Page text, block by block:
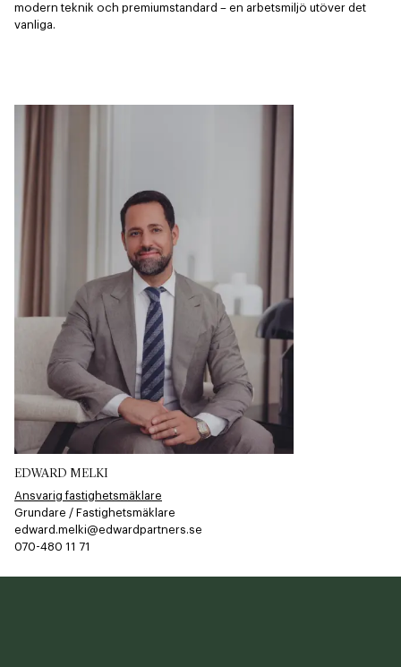
modern teknik och premiumstandard – en arbetsmiljö utöver det
vanliga.
EDWARD MELKI
Ansvarig fastighetsmäklare
Grundare / Fastighetsmäklare
edward.melki@edwardpartners.se
070-480 11 71​​​​‌ ‍ ​‍​‍‌‍ ‌ ​‍‌‍‍‌‌‍‌ ‌‍‍‌‌‍ ‍​‍​‍​ ‍‍​‍​‍‌ ​ ‌‍​‌‌‍ ‍‌‍‍‌‌ ‌​‌ ‍‌​‍ ‍‌‍‍‌‌‍ ​‍​‍​‍ ​​‍​‍‌‍‍​‌ ​‍‌‍‌‌‌‍‌‍​‍​‍​ ‍‍​‍​‍​‍ ‌ ​ ‌ ‌​‌ ‌‌‌‍‌​‌‍‍‌‌‍ ​‍ ‌‍‍‌‌‍ ‍‌ ‌​‌‍‌‌‌‍ ‍‌ ‌​​‍ ‌‍‌‌‌‍‌​‌‍‍‌‌ ‌​​‍ ‌‍ ‌‌‍ ‌‍‌​‌‍‌‌​ ‌‌ ​​‌ ​‍‌‍‌‌‌ ​ ‌‍‌‌‌‍ ‍‌ ‌​‌‍​‌‌ ‌​‌‍‍‌‌‍ ‌‍ ‍​ ‍ ‌‍‍‌‌‍‌​​ ‌‌​‍​‌​​‌‌​ ‍​ ​‌​ ​‌​ ‌​​ ​‌​ ‌ ‌‌ ‌​‌‌‌​ ‌​ ‍ ‌ ‌​‌ ‍‌‌ ​​‌‍‌‌​ ‌‌‍‌‌‌‍ ‌‌ ​​‌‍ ​‌‍ ‌ ‍‌‌‍‌‌‌‍‌‌​ ‍ ‌ ​​‌‍​‌‌ ‌​‌‍‍​​ ‌‌‍​ ‌ ​‍‌‍ ‌​‍ ‍‌‍​ ‌‍‌‌‌‍ ​‌‍ ​‌‌​​‌‍‍​‌‍ ‌‍ ‍‌‍‌‌​ ‌‍​‍‌‍​‌‌ ​ ‌‍‌‌‌‌‌‌‌ ​‍‌‍ ​​ ‌​‍‌‌​ ​‍‌​‌‍‌ ​ ‌ ‌​‌ ‌‌‌‍‌​‌‍‍‌‌‍ ​‍‌‍‌‍‍‌‌‍‌​​ ‌‌​‍​‌​​‌‌​ ‍​ ​‌​ ​‌​ ‌​​ ​‌​ ‌ ‌‌ ‌​‌‌‌​ ‌​‍‌‍‌ ‌​‌ ‍‌‌ ​​‌‍‌‌​ ‌‌‍‌‌‌‍ ‌‌ ​​‌‍ ​‌‍ ‌ ‍‌‌‍‌‌‌‍‌‌​‍‌‍‌ ​​‌‍​‌‌ ‌​‌‍‍​​ ‌‌‍​ ‌ ​‍‌‍ ‌​‍ ‍‌‍​ ‌‍‌‌‌‍ ​‌‍ ​‌‌​​‌‍‍​‌‍ ‌‍ ‍‌‍‌‌​‍‌‍‌‍‍‌‌ ​ ‌​‌​‌ ​‍‌‍​‌‌‍‌‍‌ ‌​​ ‌​‍​‍‌ ‌